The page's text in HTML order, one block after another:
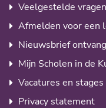
Veelgestelde vragen
Afmelden voor een
Nieuwsbrief
Mijn Scholen in de
Vacatures en stages
Privacy statement